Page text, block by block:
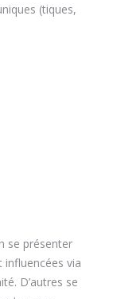
(tiques,
se présenter
via
D’autres se